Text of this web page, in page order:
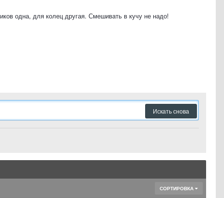
одна, для колец другая. Смешивать в кучу не надо!
Искать снова
СОРТИРОВКА